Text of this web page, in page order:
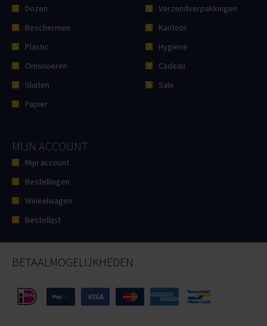
Dozen
Beschermen
Plastic
Omsnoeren
Sluiten
Papier
Verzendverpakkingen
Kantoor
Hygiëne
Cadeau
Sale
MIJN ACCOUNT
Mijn account
Bestellingen
Winkelwagen
Bestellijst
BETAALMOGELIJKHEDEN